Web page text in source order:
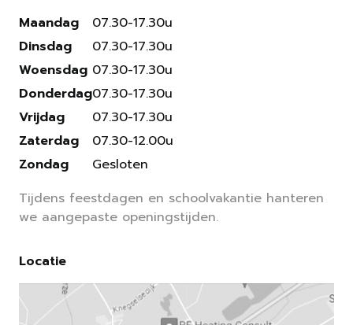
Maandag
Dinsdag
Woensdag
Donderdag
Vrijdag
Zaterdag
Zondag
07.30-17.30u
07.30-17.30u
07.30-17.30u
07.30-17.30u
07.30-17.30u
07.30-12.00u
Gesloten
Tijdens feestdagen en schoolvakantie hanteren
we aangepaste openingstijden.
Locatie